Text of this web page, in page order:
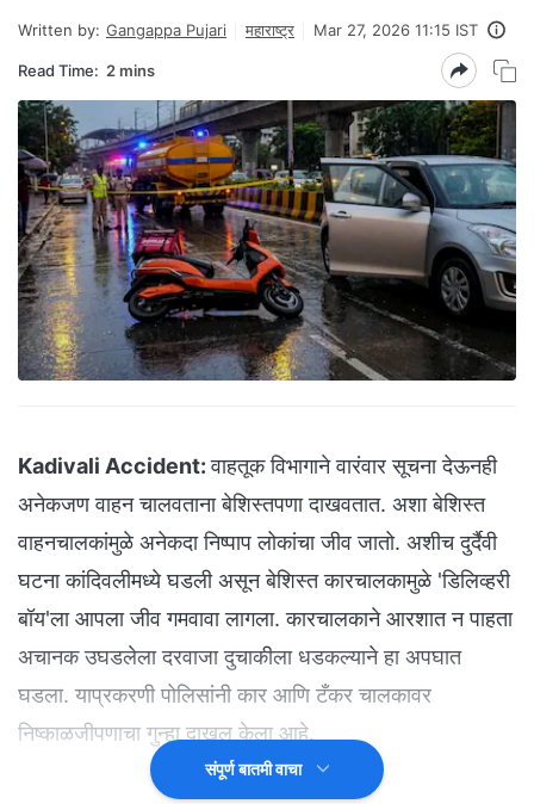
Written by: Gangappa Pujari महाराष्ट्र Mar 27, 2026 11:15 IST
Read Time: 2 mins
Kadivali Accident:वाहतूक विभागाने वारंवार सूचना देऊनही
अनेकजण वाहन चालवताना बेशिस्तपणा दाखवतात. अशा बेशिस्त
वाहनचालकांमुळे अनेकदा निष्पाप लोकांचा जीव जातो. अशीच दुर्दैवी
घटना कांदिवलीमध्ये घडली असून बेशिस्त कारचालकामुळे 'डिलिव्हरी
बॉय'ला आपला जीव गमवावा लागला. कारचालकाने आरशात न पाहता
अचानक उघडलेला दरवाजा दुचाकीला धडकल्याने हा अपघात
घडला. याप्रकरणी पोलिसांनी कार आणि टँकर चालकावर
निष्काळजीपणाचा गुन्हा दाखल केला आहे.
Pune Fuel Storage: पुण्यात इंधनाचा तुटवडा? पेट्रोल- डिझेल
संपूर्ण बातमी वाचा